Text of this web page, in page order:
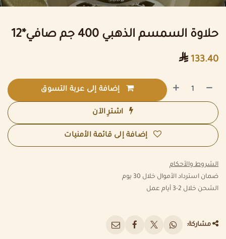
حلاوة السمسم الذهبي 400 جم صافي*12
133.40

إضافة إلى عربة التسوق
اشترِ الآن
إضافة إلى قائمة الأمنيات
الشروط والأحكام
ضمان استرداد الأموال خلال 30 يوم
الشحن خلال 2-3 أيام عمل
مشاركة: